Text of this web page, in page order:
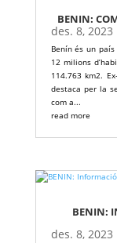
BENIN:
des. 8, 2023
Benín és un
12 milions
114.763 km2.
destaca per la
com a...
read more
BENIN:
des. 8, 2023